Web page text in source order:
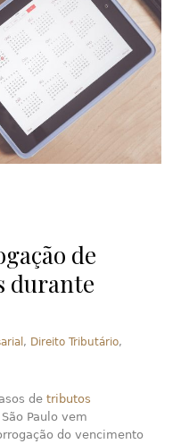
de
durante
, Direito Tributário,
detributos
Paulo vem
do vencimento